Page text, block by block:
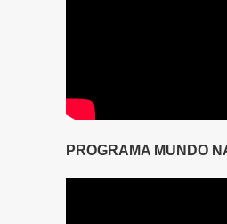
PROGRAMA MUNDO